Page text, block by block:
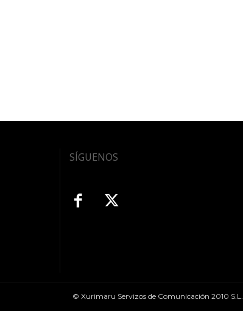
SÍGUENOS
© Xurimaru Servizos de Comunicación 2010 S.L.